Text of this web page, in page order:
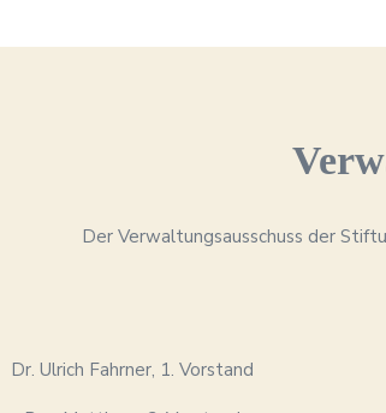
Der Verwaltungsausschuss der
Dr. Ulrich Fahrner, 1. Vorstand